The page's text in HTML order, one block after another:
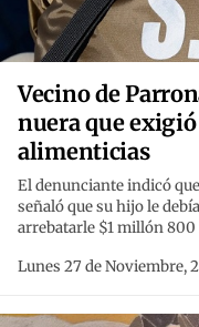
Vecino de
nuera que
alimenticias
El denunciante indicó
señaló que su hijo le
arrebatarle $1 millón
Lunes 27 de Noviembre,